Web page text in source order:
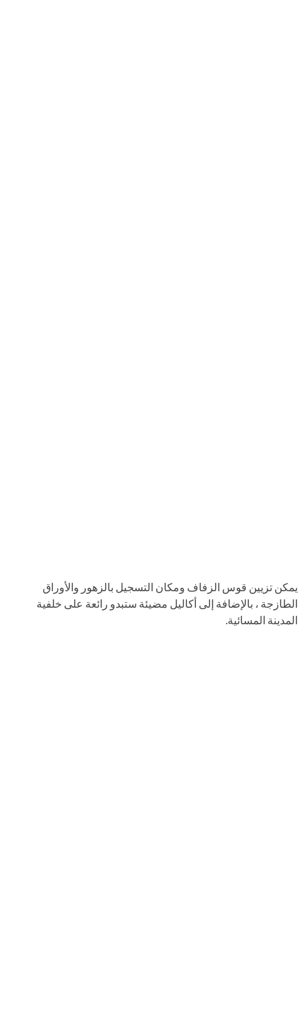
يمكن تزيين قوس الزفاف ومكان التسجيل بالزهور والأوراق
الطازجة ، بالإضافة إلى أكاليل مضيئة ستبدو رائعة على خلفية
المدينة المسائية.